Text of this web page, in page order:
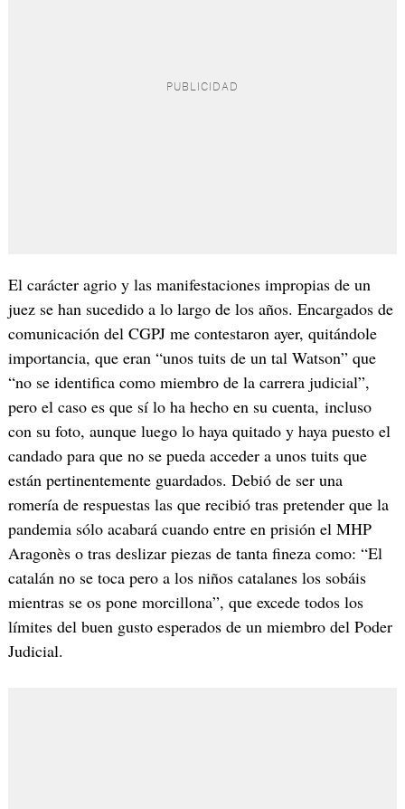
El carácter agrio y las manifestaciones impropias de un
juez se han sucedido a lo largo de los años. Encargados de
comunicación del CGPJ me contestaron ayer, quitándole
importancia, que eran “unos tuits de un tal Watson” que
“no se identifica como miembro de la carrera judicial”,
pero el caso es que sí lo ha hecho en su cuenta, incluso
con su foto, aunque luego lo haya quitado y haya puesto el
candado para que no se pueda acceder a unos tuits que
están pertinentemente guardados. Debió de ser una
romería de respuestas las que recibió tras pretender que la
pandemia sólo acabará cuando entre en prisión el MHP
Aragonès o tras deslizar piezas de tanta fineza como: “El
catalán no se toca pero a los niños catalanes los sobáis
mientras se os pone morcillona”, que excede todos los
límites del buen gusto esperados de un miembro del Poder
Judicial.